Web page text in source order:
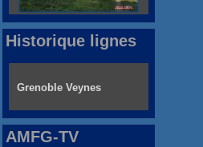
Historique lignes
Grenoble Veynes
AMFG-TV